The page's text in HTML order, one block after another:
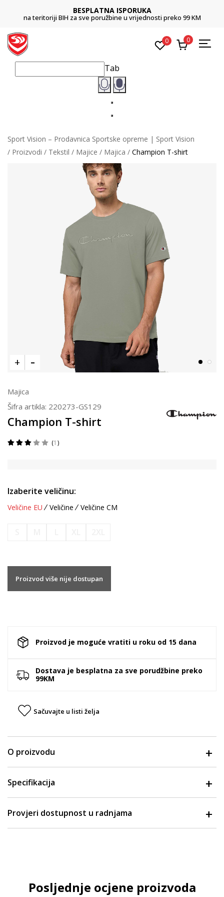
BESPLATNA ISPORUKA
na teritoriji BIH za sve poružbine u vrijednosti preko 99 KM
0 0
Tab
Sport Vision – Prodavnica Sportske opreme | Sport Vision
Proizvodi
Tekstil Majice Majica Champion T-shirt
Majica
Šifra artikla: 220273-GS129
Champion T-shirt
1
Izaberite veličinu:
Veličine EU Veličine Veličine CM
Proizvod više nije dostupan
Proizvod je moguće vratiti u roku od 15 dana
Dostava je besplatna za sve porudžbine preko
99KM
Sačuvajte u listi želja
O proizvodu
Specifikacija
Provjeri dostupnost u radnjama
Posljednje ocjene proizvoda